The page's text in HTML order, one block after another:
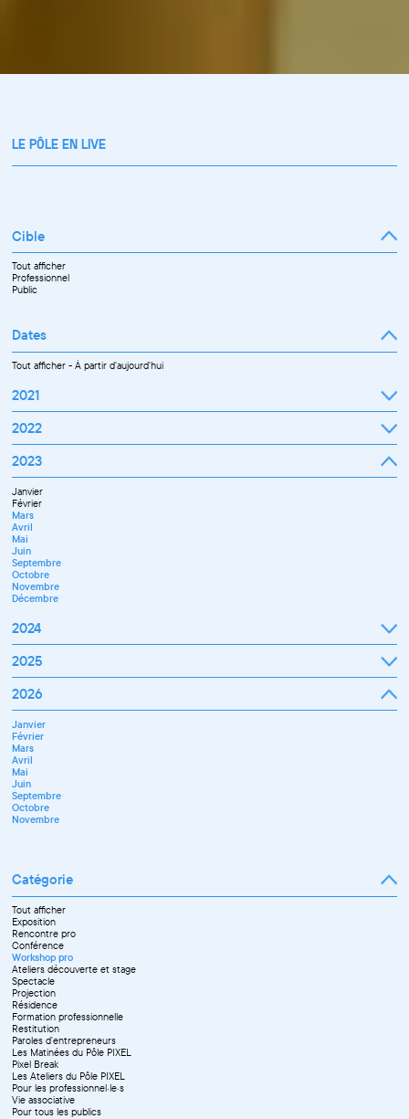
LE PÔLE EN LIVE
Cible
Tout afficher
Professionnel
Public
Dates
Tout afficher-À partir d'aujourd'hui
2021
Septembre
Octobre
Novembre
Décembre
2022
Janvier
Février
Mars
Avril
Mai
Juin
Juillet
Septembre
Octobre
Novembre
Décembre
2023
Janvier
Février
Mars
Avril
Mai
Juin
Septembre
Octobre
Novembre
Décembre
2024
Janvier
Février
Mars
Avril
Juillet
Septembre
Novembre
Décembre
2025
Janvier
Février
Mars
Avril
Mai
Juin
Juillet
Septembre
Octobre
Novembre
Décembre
2026
Janvier
Février
Mars
Avril
Mai
Juin
Septembre
Octobre
Novembre
Catégorie
Tout afficher
Exposition
Rencontre pro
Conférence
Workshop pro
Ateliers découverte et stage
Spectacle
Projection
Résidence
Formation professionnelle
Restitution
Paroles d'entrepreneurs
Les Matinées du Pôle PIXEL
Pixel Break
Les Ateliers du Pôle PIXEL
Pour les professionnel·le·s
Vie associative
Pour tous les publics